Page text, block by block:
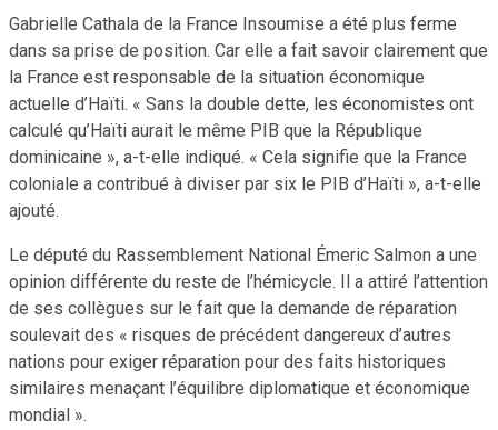
Gabrielle Cathala de la France Insoumise a été plus ferme
dans sa prise de position. Car elle a fait savoir clairement que
la France est responsable de la situation économique
actuelle d’Haïti. « Sans la double dette, les économistes ont
calculé qu’Haïti aurait le même PIB que la République
dominicaine », a-t-elle indiqué. « Cela signifie que la France
coloniale a contribué à diviser par six le PIB d’Haïti », a-t-elle
ajouté.
Le député du Rassemblement National Émeric Salmon a une
opinion différente du reste de l’hémicycle. Il a attiré l’attention
de ses collègues sur le fait que la demande de réparation
soulevait des « risques de précédent dangereux d’autres
nations pour exiger réparation pour des faits historiques
similaires menaçant l’équilibre diplomatique et économique
mondial ».